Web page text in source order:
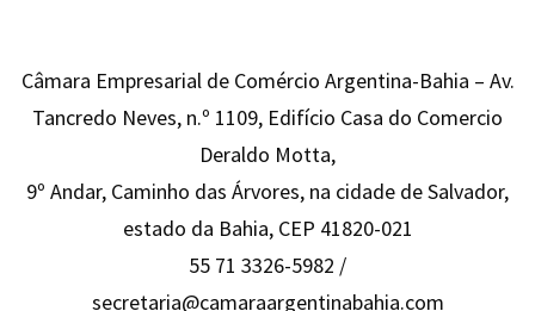
Câmara Empresarial de Comércio Argentina-Bahia – Av.
Tancredo Neves, n.º 1109, Edifício Casa do Comercio
Deraldo Motta,
9º Andar, Caminho das Árvores, na cidade de Salvador,
estado da Bahia, CEP 41820-021
55 71 3326-5982 /
secretaria@camaraargentinabahia.com